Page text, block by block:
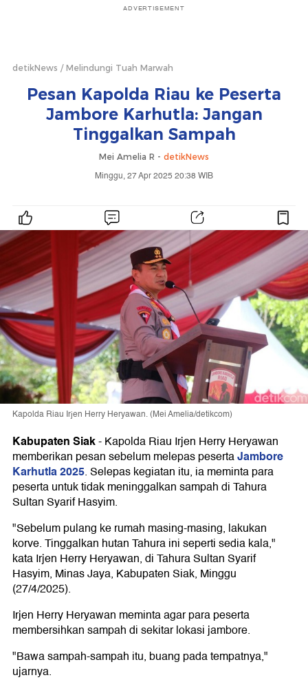
ADVERTISEMENT
detikNews Melindungi Tuah Marwah
Pesan Kapolda Riau ke Peserta
Jambore Karhutla: Jangan
Tinggalkan Sampah
Mei Amelia R - detikNews
Minggu, 27 Apr 2025 20:38 WIB
Kapolda Riau Irjen Herry Heryawan. (Mei Amelia/detikcom)
Kabupaten Siak-Kapolda Riau Irjen Herry Heryawan
memberikan pesan sebelum melepas pesertaJambore
Karhutla 2025. Selepas kegiatan itu, ia meminta para
peserta untuk tidak meninggalkan sampah di Tahura
Sultan Syarif Hasyim.
"Sebelum pulang ke rumah masing-masing, lakukan
korve. Tinggalkan hutan Tahura ini seperti sedia kala,"
kata Irjen Herry Heryawan, di Tahura Sultan Syarif
Hasyim, Minas Jaya, Kabupaten Siak, Minggu
(27/4/2025).
Irjen Herry Heryawan meminta agar para peserta
membersihkan sampah di sekitar lokasi jambore.
"Bawa sampah-sampah itu, buang pada tempatnya,"
ujarnya.